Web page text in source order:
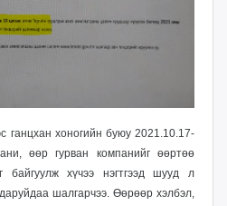
ганцхан хоногийн буюу 2021.10.17-
өөр гурван компанийг өөртөө
байгуулж хүчээ нэгтгээд шууд л
шалгарчээ. Өөрөөр хэлбэл,